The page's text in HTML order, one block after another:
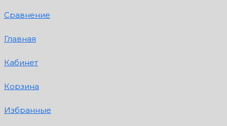
Сравнение
Главная
Кабинет
Корзина
Избранные